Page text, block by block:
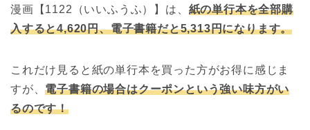
漫画【1122（いいふうふ）】は、 紙の単行本を全部購
入すると4,620円、電子書籍だと5,313円になります。
これだけ見ると紙の単行本を買った方がお得に感じま
すが、電子書籍の場合はクーポンという強い味方がい
るのです！